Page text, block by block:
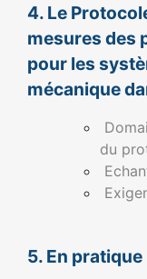
4. Le
mesures des
pour les
mécanique
du
5. En pratique